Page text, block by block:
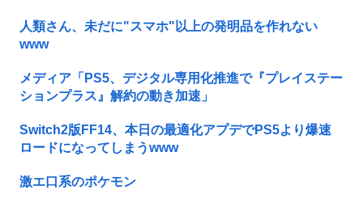
人類さん、未だに"スマホ"以上の発明品を作れない
www
メディア「PS5、デジタル専用化推進で『プレイステー
ションプラス』解約の動き加速」
Switch2版FF14、本日の最適化アプデでPS5より爆速
ロードになってしまうwww
激エ口系のポケモン